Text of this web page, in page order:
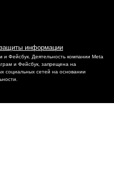
информации
Фейсбук. Деятельность компании Meta
и Фейсбук, запрещена на
социальных сетей на основании